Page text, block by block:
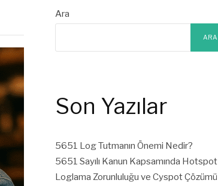
Ara
ARA
Son Yazılar
5651 Log Tutmanın Önemi Nedir?
5651 Sayılı Kanun Kapsamında Hotspot
Loglama Zorunluluğu ve Cyspot Çözümü